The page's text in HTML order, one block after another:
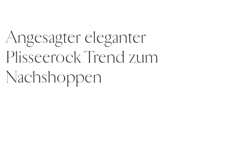
Angesagter eleganter
Plisseerock Trend zum
Nachshoppen